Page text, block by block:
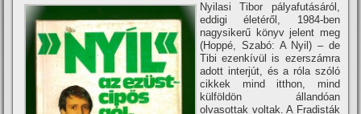
Nyilasi Tibor pályafutásáról,
eddigi életéről, 1984-ben
nagysikerű könyv jelent meg
(Hoppé, Szabó: A Nyil) – de
Tibi ezenkí­vül is ezerszámra
adott interjút, és a róla szóló
cikkek mind itthon, mind
külföldön állandóan
olvasottak voltak. A Fradisták